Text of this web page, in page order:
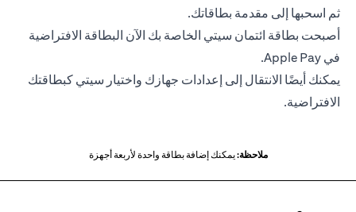
ثم اسحبها إلى مقدمة بطاقاتك.
أصبحت بطاقة ائتمان سيتي الخاصة بك الآن البطاقة الافتراضية
في Apple Pay.
يمكنك أيضًا الانتقال إلى إعدادات جهازك واختيار سيتي كبطاقتك
الافتراضية.
ملاحظة:يمكنك إضافة بطاقة واحدة لأربعة أجهزة